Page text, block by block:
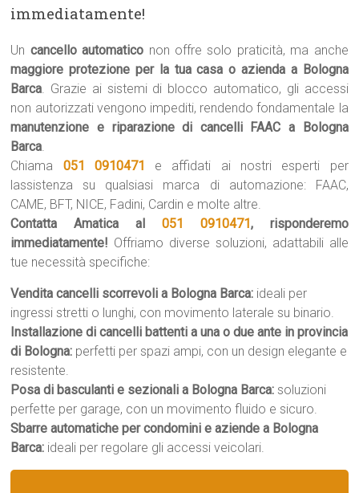
immediatamente!
Un cancello automatico non offre solo praticità, ma anche
maggiore protezione per la tua casa o azienda a Bologna
Barca. Grazie ai sistemi di blocco automatico, gli accessi
non autorizzati vengono impediti, rendendo fondamentale la
manutenzione e riparazione di cancelli FAAC a Bologna
Barca.
Chiama 051 0910471
e affidati ai nostri esperti per
lassistenza su qualsiasi marca di automazione: FAAC,
CAME, BFT, NICE, Fadini, Cardin e molte altre.
Contatta Amatica al 051 0910471, risponderemo
immediatamente! Offriamo diverse soluzioni, adattabili alle
tue necessità specifiche:
Vendita cancelli scorrevoli a Bologna Barca: ideali per
ingressi stretti o lunghi, con movimento laterale su binario.
Installazione di cancelli battenti a una o due ante in provincia
di Bologna: perfetti per spazi ampi, con un design elegante e
resistente.
Posa di basculanti e sezionali a Bologna Barca: soluzioni
perfette per garage, con un movimento fluido e sicuro.
Sbarre automatiche per condomini e aziende a Bologna
Barca: ideali per regolare gli accessi veicolari.